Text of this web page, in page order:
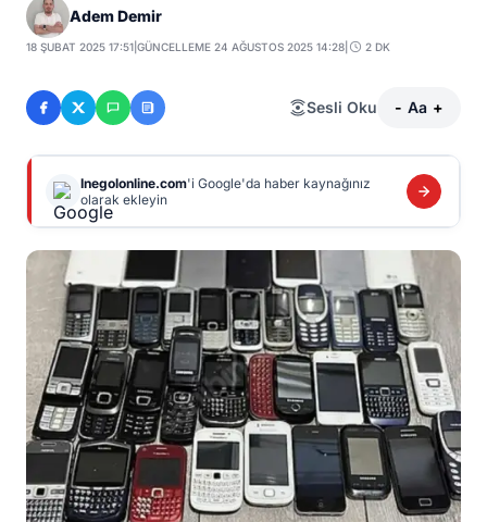
Adem Demir
18 ŞUBAT 2025 17:51 |GÜNCELLEME 24 AĞUSTOS 2025 14:28 2 DK
Sesli Oku - Aa +
Inegolonline.com'i Google'da haber kaynağınız
olarak ekleyin